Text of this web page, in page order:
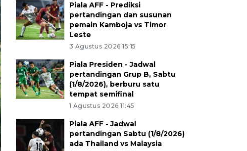
Piala AFF - Prediksi
pertandingan dan susunan
pemain Kamboja vs Timor
Leste
3 Agustus 2026 15:15
Piala Presiden - Jadwal
pertandingan Grup B, Sabtu
(1/8/2026), berburu satu
tempat semifinal
1 Agustus 2026 11:45
Piala AFF - Jadwal
pertandingan Sabtu (1/8/2026)
ada Thailand vs Malaysia